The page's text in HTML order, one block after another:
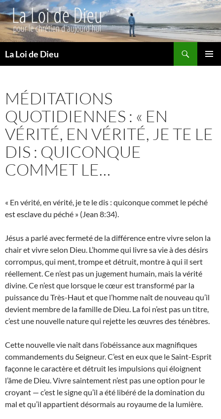
La Loi de Dieu
MÉDITATIONS
QUOTIDIENNES : « EN
VÉRITÉ, EN VÉRITÉ, JE TE LE
DIS : QUICONQUE
COMMET LE…
« En vérité, en vérité, je te le dis : quiconque commet le péché
est esclave du péché » (Jean 8:34).
Jésus a parlé avec fermeté de la différence entre vivre selon la
chair et vivre selon Dieu. L’homme qui livre sa vie à des désirs
corrompus, qui ment, trompe et détruit, montre à qui il sert
réellement. Ce n’est pas un jugement humain, mais la vérité
divine. Ce n’est que lorsque le cœur est transformé par la
puissance du Très-Haut et que l’homme naît de nouveau qu’il
devient membre de la famille de Dieu. La foi n’est pas un titre,
c’est une nouvelle nature qui rejette les œuvres des ténèbres.
Cette nouvelle vie naît dans l’obéissance aux magnifiques
commandements du Seigneur. C’est en eux que le Saint-Esprit
façonne le caractère et détruit les impulsions qui éloignent
l’âme de Dieu. Vivre saintement n’est pas une option pour le
croyant — c’est le signe qu’il a été libéré de la domination du
mal et qu’il appartient désormais au royaume de la lumière.